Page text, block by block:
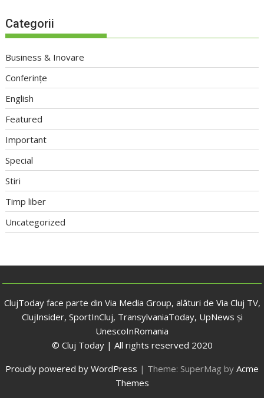
Categorii
Business & Inovare
Conferințe
English
Featured
Important
Special
Stiri
Timp liber
Uncategorized
ClujToday face parte din Via Media Group, alături de Via Cluj TV,
ClujInsider, SportInCluj, TransylvaniaToday, UpNews și
UnescoInRomania
© Cluj Today | All rights reserved 2020
Proudly powered by WordPress | Theme: SuperMag by Acme
Themes